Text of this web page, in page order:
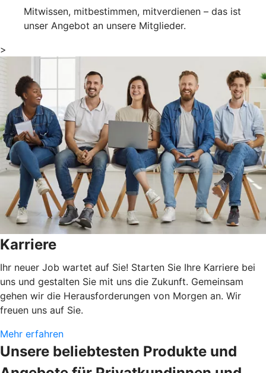
Mitwissen, mitbestimmen, mitverdienen – das ist
unser Angebot an unsere Mitglieder.
>
Karriere
Ihr neuer Job wartet auf Sie! Starten Sie Ihre Karriere bei
uns und gestalten Sie mit uns die Zukunft. Gemeinsam
gehen wir die Herausforderungen von Morgen an. Wir
freuen uns auf Sie.
Mehr erfahren
Unsere beliebtesten Produkte und